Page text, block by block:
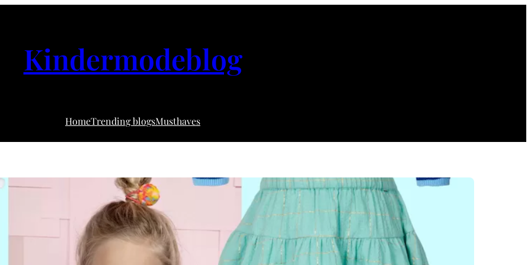
Kindermodeblog
HomeTrending blogsMusthaves